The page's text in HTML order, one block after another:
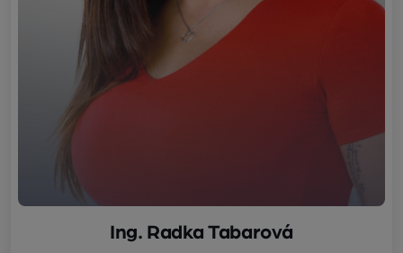
Ing. Radka Tabarová